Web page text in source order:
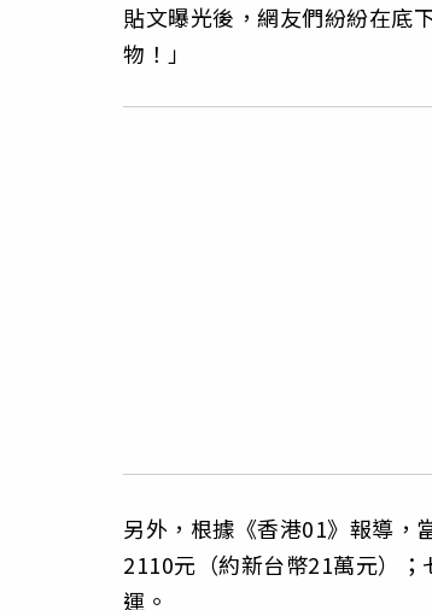
貼文曝光後，網友們紛紛在底
物！」
另外，根據《香港01》報導，
2110元（約新台幣21萬元）
運。